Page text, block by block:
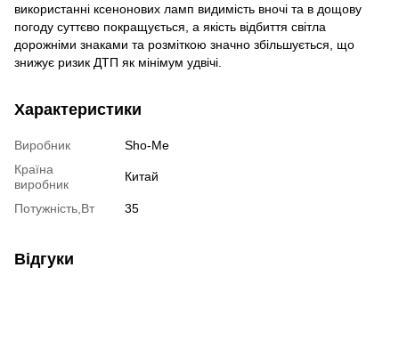
використанні ксенонових ламп видимість вночі та в дощову
погоду суттєво покращується, а якість відбиття світла
дорожніми знаками та розміткою значно збільшується, що
знижує ризик ДТП як мінімум удвічі.
Характеристики
Виробник
Sho-Me
Країна
виробник
Китай
Потужність,Вт 35
Відгуки